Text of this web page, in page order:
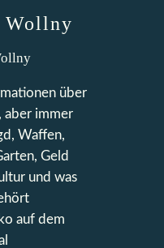
Wollny
über
aber immer
Waffen,
Geld
und was
auf dem